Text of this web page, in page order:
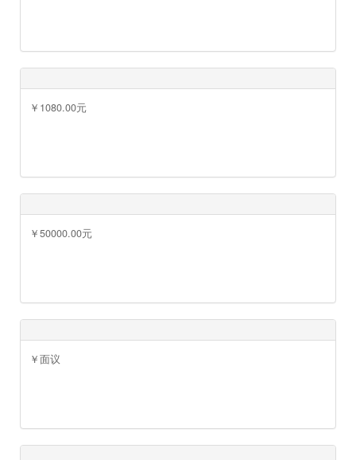
￥面议
￥1080.00元
￥1260.00元
￥50000.00元
￥22000.00元
￥面议